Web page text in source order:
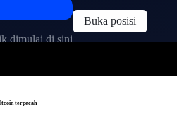
dimulai di sini
Buka posisi
terpecah